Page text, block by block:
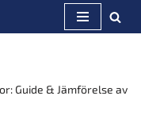
Guide & Jämförelse av